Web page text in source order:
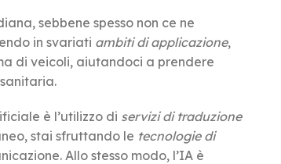
sebbene spesso non ce ne
in svariati ambiti di applicazione,
di veicoli, aiutandoci a prendere
è l’utilizzo di servizi di traduzione
stai sfruttando le tecnologie di
Allo stesso modo, l’IA è